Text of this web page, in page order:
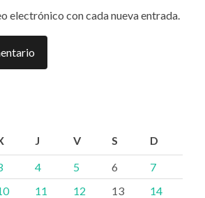
electrónico con cada nueva entrada.
J V S D
4 5 6
7
11 12 13
14